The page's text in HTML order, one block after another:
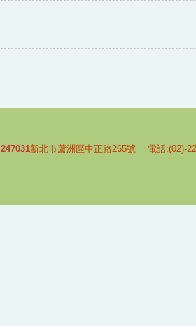
247031新北市蘆洲區中正路265號 電話:(02)-